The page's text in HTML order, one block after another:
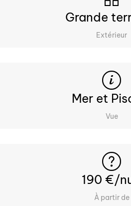
Grande
Extérieur
Mer et
Vue
190 €/
À partir de